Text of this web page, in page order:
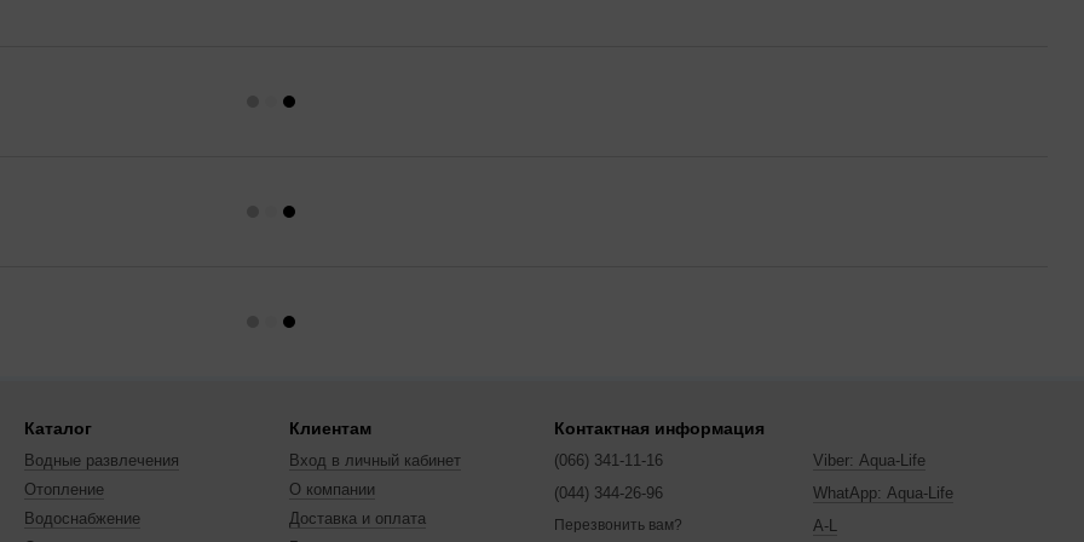
Каталог
Водные развлечения
Отопление
Водоснабжение
Клиентам
Вход в личный кабинет
О компании
Доставка и оплата
Контактная информация
(066) 341-11-16
(044) 344-26-96
Перезвонить вам?
Viber: Aqua-Life
WhatApp: Aqua-Life
A-L